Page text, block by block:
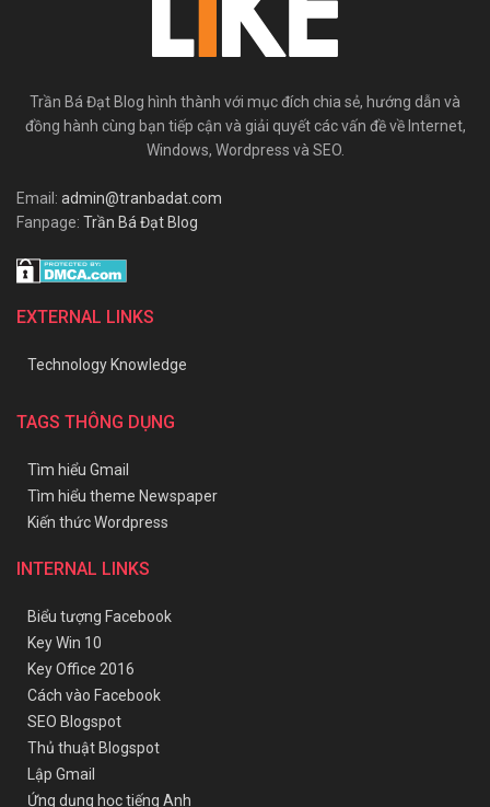
Trần Bá Đạt Blog hình thành với mục đích chia sẻ, hướng dẫn và
đồng hành cùng bạn tiếp cận và giải quyết các vấn đề về Internet,
Windows, Wordpress và SEO.
Email: admin@tranbadat.com
Fanpage: Trần Bá Đạt Blog
EXTERNAL LINKS
Technology Knowledge
TAGS THÔNG DỤNG
Tìm hiểu Gmail
Tìm hiểu theme Newspaper
Kiến thức Wordpress
INTERNAL LINKS
Biểu tượng Facebook
Key Win 10
Key Office 2016
Cách vào Facebook
SEO Blogspot
Thủ thuật Blogspot
Lập Gmail
Ứng dụng học tiếng Anh